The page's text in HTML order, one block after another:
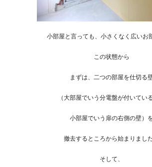
小部屋と言っても、小さくなく広いお
この状態から
まずは、二つの部屋を仕切る
（大部屋でいう分電盤が付いている
小部屋でいう扉の右側の壁）
撤去するところから始まりまし
そして、